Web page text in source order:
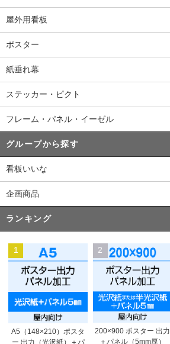
屋外用看板
ポスター
紙垂れ幕
ステッカー・ピクト
フレーム・パネル・イーゼル
グループから探す
看板いいな
企画商品
ランキング
1
A5（148×210）ポスタ
ー 出力（光沢紙）＋パ
2
200×900 ポスター 出力
＋パネル（5mm厚）